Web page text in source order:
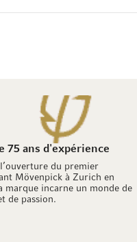
75 ans d'expérience
du premier
Mövenpick à Zurich en
marque incarne un monde de
de passion.